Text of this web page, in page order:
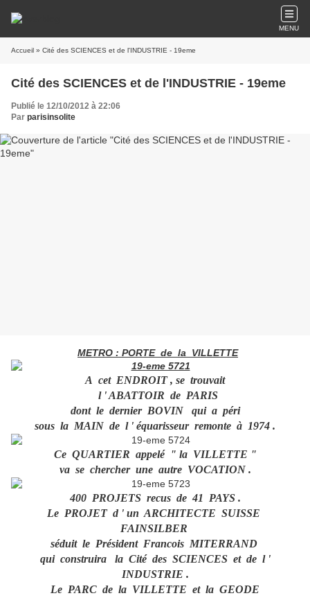
MENU
Accueil » Cité des SCIENCES et de l'INDUSTRIE - 19eme
Cité des SCIENCES et de l'INDUSTRIE - 19eme
Publié le 12/10/2012 à 22:06
Par parisinsolite
METRO : PORTE de la VILLETTE
A cet ENDROIT , se trouvait
l ' ABATTOIR de PARIS
dont le dernier BOVIN qui a péri
sous la MAIN de l ' équarisseur remonte à 1974 .
Ce QUARTIER appelé " la VILLETTE "
va se chercher une autre VOCATION .
400 PROJETS recus de 41 PAYS .
Le PROJET d ' un ARCHITECTE SUISSE
FAINSILBER
séduit le Président Francois MITERRAND
qui construira la Cité des SCIENCES et de l '
INDUSTRIE .
Le PARC de la VILLETTE et la GEODE